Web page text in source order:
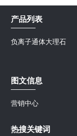
产品列表
负离子通体大理石
图文信息
营销中心
热搜关键词